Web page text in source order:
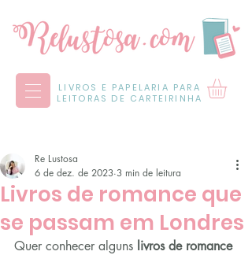
LIVROS E PAPELARIA PARA
LEITORAS DE CARTEIRINHA
Livros de romance que
se passam em Londres
Re Lustosa
6 de dez. de 2023 3 min de leitura
Quer conhecer alguns livros de romance